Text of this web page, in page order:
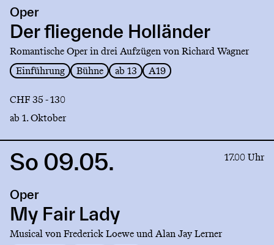
Der
fliegende
Holländer
Oper
Der fliegende Holländer
Romantische Oper in drei Aufzügen von Richard Wagner
Einführung
Bühne ab 13 A19
CHF 35 - 130
ab 1. Oktober
Link
My
Fair
Lady
So 09.05. 17.00 Uhr
Oper
My Fair Lady
Musical von Frederick Loewe und Alan Jay Lerner